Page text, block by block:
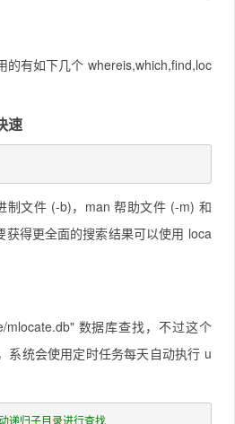
的有如下几个 whereis,which,find,loc
速
制文件 (-b)，man 帮助文件 (-m) 和
得更全面的搜索结果可以使用 loca
mlocate.db" 数据库查找，不过这个
系统会使用定时任务每天自动执行 u